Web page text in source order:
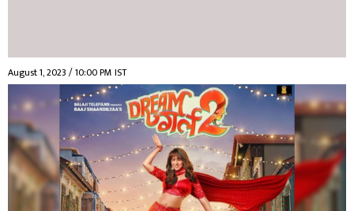
August 1, 2023 / 10:00 PM IST